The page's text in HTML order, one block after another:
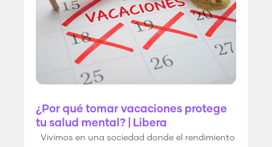
¿Por qué tomar vacaciones protege
tu salud mental? | Libera
Vivimos en una sociedad donde el rendimiento